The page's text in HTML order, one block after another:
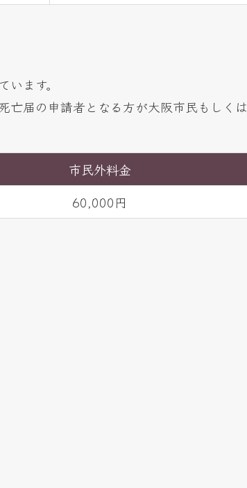
ます。
亡届の申請者となる方が大阪市民もしくは
市民外料金
60,000円